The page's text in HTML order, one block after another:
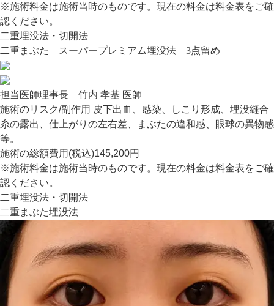
※施術料金は施術当時のものです。現在の料金は料金表をご確
認ください。
二重埋没法・切開法
二重まぶた スーパープレミアム埋没法 3点留め
担当医師理事長 竹内 孝基 医師
施術のリスク/副作用 皮下出血、感染、しこり形成、埋没縫合
糸の露出、仕上がりの左右差、まぶたの違和感、眼球の異物感
等。
施術の総額費用(税込)145,200円
※施術料金は施術当時のものです。現在の料金は料金表をご確
認ください。
二重埋没法・切開法
二重まぶた埋没法